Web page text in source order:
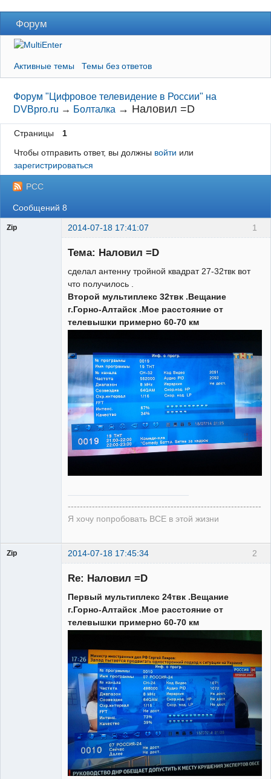
Форум
Активные темы Темы без ответов
Форум "Цифровое телевидение в России" на
DVBpro.ru → Болталка → Наловил =D
Страницы
1
Чтобы отправить ответ, вы должны войти или
зарегистрироваться
РСС
Сообщений 8
1
Zip 2014-07-18 17:41:07
Тема: Наловил =D
сделал антенну тройной квадрат 27-32твк вот
что получилось .
Второй мультиплекс 32твк .Вещание
г.Горно-Алтайск .Мое расстояние от
телевышки примерно 60-70 км
----------------------------------------------------------------
Я хочу попробовать ВСЕ в этой жизни
2
Zip 2014-07-18 17:45:34
Re: Наловил =D
Первый мультиплекс 24твк .Вещание
г.Горно-Алтайск .Мое расстояние от
телевышки примерно 60-70 км